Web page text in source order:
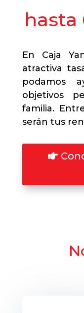
hasta
En Caja
atractiva
podamos
objetivos
familia.
serán tus